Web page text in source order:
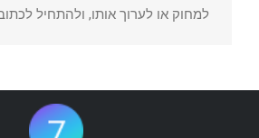
למחוק או לערוך אותו, ולהתחיל